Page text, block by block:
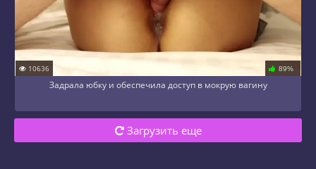
10636 89%
Задрала юбку и обеспечила доступ в мокрую вагину
Загрузить еще